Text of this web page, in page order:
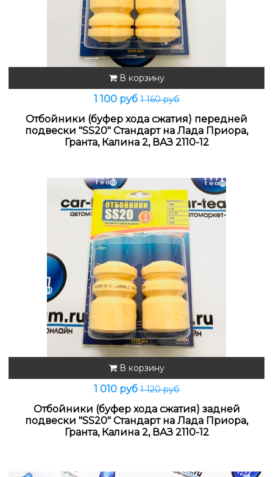
В корзину
1 100 руб1 160 руб
Отбойники (буфер хода сжатия) передней
подвески "SS20" Стандарт на Лада Приора,
Гранта, Калина 2, ВАЗ 2110-12
В корзину
1 010 руб1 120 руб
Отбойники (буфер хода сжатия) задней
подвески "SS20" Стандарт на Лада Приора,
Гранта, Калина 2, ВАЗ 2110-12